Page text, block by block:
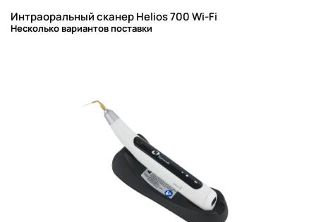
Интраоральный сканер Helios 700 Wi-Fi
Несколько вариантов поставки